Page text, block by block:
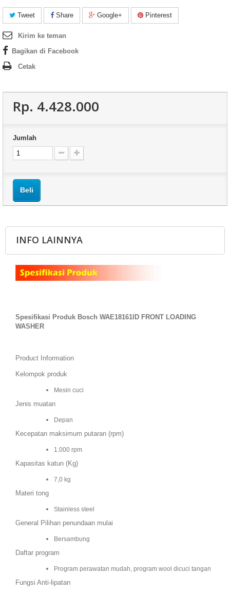
Tweet Share Google+ Pinterest
Kirim ke teman
Bagikan di Facebook
Cetak
Rp‎. 4.428.000
Jumlah
Beli
INFO LAINNYA
Spesifikasi Produk Bosch WAE18161ID FRONT LOADING
WASHER
Product Information
Kelompok produk
Mesin cuci
Jenis muatan
Depan
Kecepatan maksimum putaran (rpm)
1.000 rpm
Kapasitas katun (Kg)
7,0 kg
Materi tong
Stainless steel
General Pilihan penundaan mulai
Bersambung
Daftar program
Program perawatan mudah, program wool dicuci tangan
Fungsi Anti-lipatan